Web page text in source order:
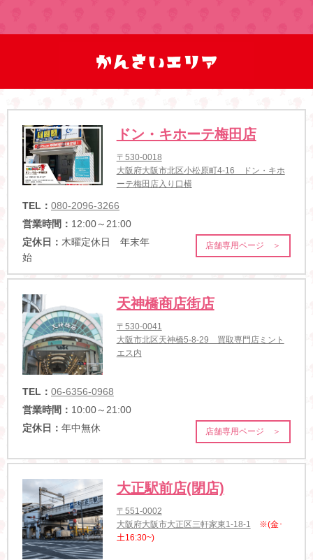
ドン・キホーテ梅田店
〒530-0018
大阪府大阪市北区小松原町4-16 ドン・キホ
ーテ梅田店入り口横
TEL： 080-2096-3266
営業時間： 12:00～21:00
定休日： 木曜定休日 年末年
始
店舗専用ページ ＞
天神橋商店街店
〒530-0041
大阪市北区天神橋5-8-29 買取専門店ミント
エス内
TEL： 06-6356-0968
営業時間： 10:00～21:00
定休日： 年中無休 店舗専用ページ ＞
大正駅前店(閉店)
〒551-0002
大阪府大阪市大正区三軒家東1-18-1
※(金･
土16:30~)